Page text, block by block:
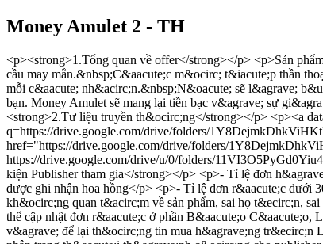
Money Amulet 2 - TH
<p><strong>1.Tổng quan về offer</strong></p> <p>Sản
cầu may mắn.&nbsp;C&aacute;c m&ocirc; t&iacute;p thần
mỗi c&aacute; nh&acirc;n.&nbsp;N&oacute; sẽ l&agrave;
bạn. Money Amulet sẽ mang lại tiền bạc v&agrave; sự
<strong>2.Tư liệu truyền th&ocirc;ng</strong></p> <p><a
q=https://drive.google.com/drive/folders/
href="https://drive.google.com/drive/folders/
https://drive.google.com/drive/u/0/folders/
kiện Publisher tham gia</strong></p> <p>- Tỉ lệ đơn
được ghi nhận hoa hồng</p> <p>- Tỉ lệ đơn r&aacute;c dưới
kh&ocirc;ng quan t&acirc;m về sản phẩm, sai họ t&ecirc;n,
thể cập nhật đơn r&aacute;c ở phần B&aacute;o
v&agrave; để lại th&ocirc;ng tin mua h&agrave;ng tr&ecirc;n